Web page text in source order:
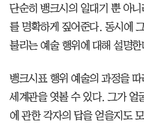
단순히 뱅크시의 일대기 뿐 아
를 명확하게 짚어준다. 동시에
불리는 예술 행위에 대해 설명한
뱅크시표 행위 예술의 과정을
세계관을 엿볼 수 있다. 그가 얼
에 관한 각자의 답을 얻을지도